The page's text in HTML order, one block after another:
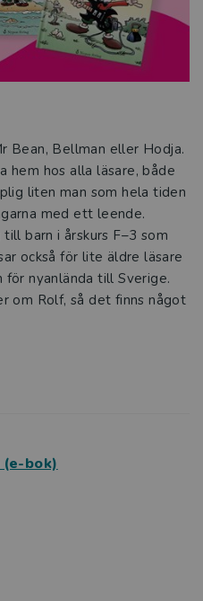
Bean, Bellman eller Hodja.
hem hos alla läsare, både
liten man som hela tiden
med ett leende.
barn i årskurs F–3 som
också för lite äldre läsare
nyanlända till Sverige.
om Rolf, så det finns något
bok)